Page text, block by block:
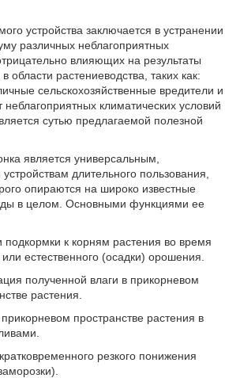
устройства заключается в устранении
различных неблагоприятных
влияющих на результаты
области растениеводства, таких как:
сельскохозяйственные вредители и
климатических условий
сутью предлагаемой полезной
является универсальным,
длительного пользования,
опираются на широко известные
в целом. Основными функциями ее
подкормки к корням растения во время
естественного (осадки) орошения.
полученной влаги в прикорневом
растения.
пространстве растения в
резкого понижения